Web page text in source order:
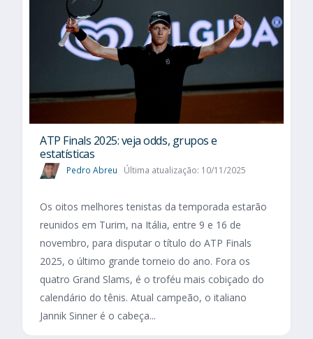
ATP Finals 2025: veja odds, grupos e
estatísticas
Pedro Abreu Última atualização: 10/11/2025
Os oitos melhores tenistas da temporada estarão
reunidos em Turim, na Itália, entre 9 e 16 de
novembro, para disputar o título do ATP Finals
2025, o último grande torneio do ano. Fora os
quatro Grand Slams, é o troféu mais cobiçado do
calendário do tênis. Atual campeão, o italiano
Jannik Sinner é o cabeça...